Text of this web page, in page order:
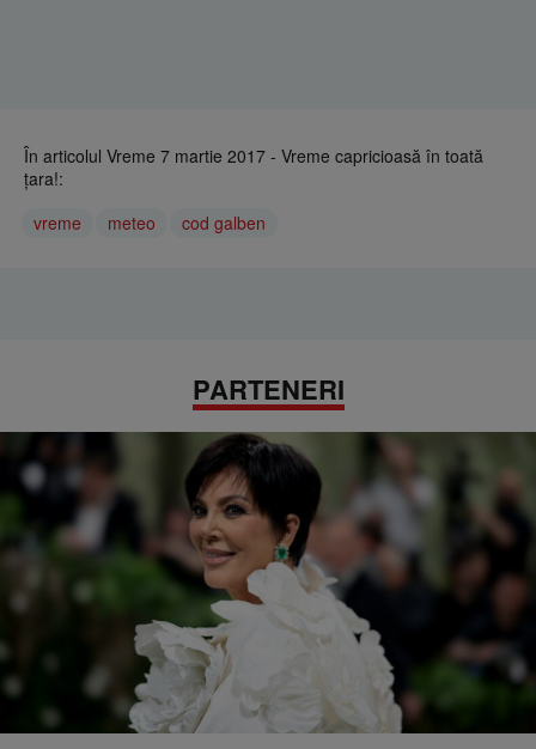
În articolul Vreme 7 martie 2017 - Vreme capricioasă în toată
ţara!:
vreme
meteo cod galben
PARTENERI